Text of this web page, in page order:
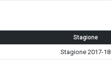
Stagione
Stagione 2017-18